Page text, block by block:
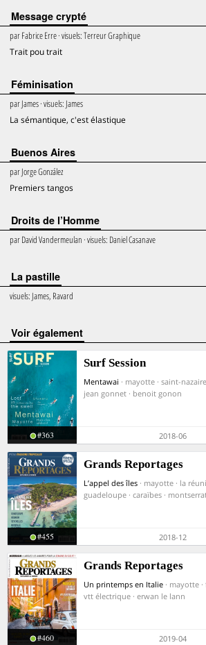
Message crypté
parFabrice Erre· visuels:Terreur Graphique
Trait pou trait
Féminisation
parJames· visuels: James
La sémantique, c'est élastique
Buenos Aires
parJorge González
Premiers tangos
Droits de l’Homme
parDavid Vandermeulan · visuels: Daniel Casanave
La pastille
visuels: James, Ravard
voir également
Surf Session
Mentawai · mayotte · saint-
jean gonnet · benoit gonon
#363 2018-06
Grands Reportages
L’appel des îles · mayotte · la
guadeloupe · caraïbes ·
#455 2018-12
Grands Reportages
Un printemps en Italie · mayotte
vtt électrique · erwan le lann
#460 2019-04